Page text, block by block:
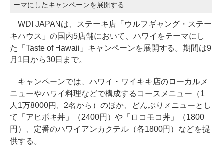
ーマにしたキャンペーンを展開する
WDI JAPANは、ステーキ店「ウルフギャング・ステー
キハウス」の国内5店舗において、ハワイをテーマにし
た「Taste of Hawaii」キャンペーンを展開する。期間は9
月1日から30日まで。
キャンペーンでは、ハワイ・ワイキキ店のローカルメ
ニューやハワイ料理などで構成するコースメニュー（1
人1万8000円、2名から）のほか、どんぶりメニューとし
て「アヒポキ丼」（2400円）や「ロコモコ丼」（1800
円）、定番のハワイアンカクテル（各1800円）などを提
供する。